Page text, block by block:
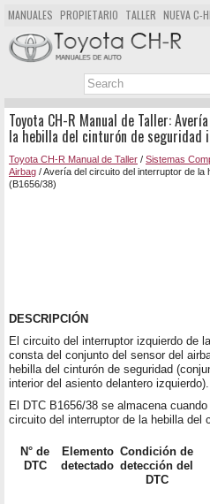
MANUALES PROPIETARIO TALLER NUEVA C-
MAPA DEL SITIO
BUSCAR
Toyota CH-R Manual de Taller:
la hebilla del cinturón de seguridad
Toyota CH-R Manual de Taller / Sistemas
Airbag / Avería del circuito del interruptor de la
(B1656/38)
DESCRIPCIÓN
El circuito del interruptor izquierdo de
consta del conjunto del sensor del
hebilla del cinturón de seguridad
interior del asiento delantero izquierdo).
El DTC B1656/38 se almacena
circuito del interruptor de la hebilla del
N° de
DTC
Elemento
detectado
Condición de
detección del
DTC